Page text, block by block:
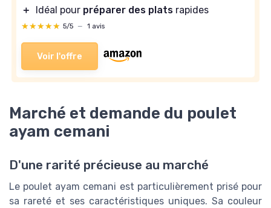
＋
Idéal pour préparer des plats rapides
★★★★★
★★★★★ 5/5 — 1 avis
Voir l'offre
Marché et demande du poulet
ayam cemani
D'une rarité précieuse au marché
Le poulet ayam cemani est particulièrement prisé pour
sa rareté et ses caractéristiques uniques. Sa couleur